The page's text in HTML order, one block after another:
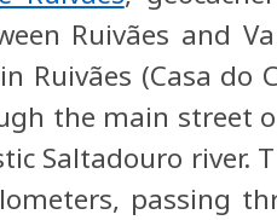
Ruivães and
Ruivães (Casa do
the main street
Saltadouro river.
passing